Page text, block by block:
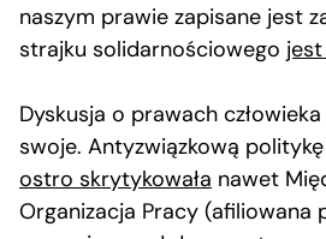
naszym prawie zapisane jest
strajku solidarnościowego
Dyskusja o prawach
swoje. Antyzwiązkową
ostro skrytykowała nawet
Organizacja Pracy (afiliowana